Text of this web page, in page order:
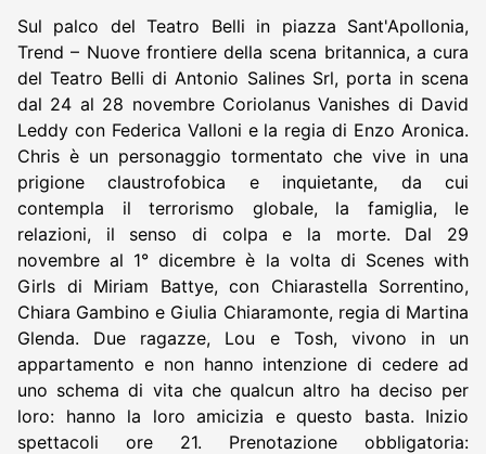
Sul palco del Teatro Belli in piazza Sant'Apollonia,
Trend – Nuove frontiere della scena britannica, a cura
del Teatro Belli di Antonio Salines Srl, porta in scena
dal 24 al 28 novembre Coriolanus Vanishes di David
Leddy con Federica Valloni e la regia di Enzo Aronica.
Chris è un personaggio tormentato che vive in una
prigione claustrofobica e inquietante, da cui
contempla il terrorismo globale, la famiglia, le
relazioni, il senso di colpa e la morte. Dal 29
novembre al 1° dicembre è la volta di Scenes with
Girls di Miriam Battye, con Chiarastella Sorrentino,
Chiara Gambino e Giulia Chiaramonte, regia di Martina
Glenda. Due ragazze, Lou e Tosh, vivono in un
appartamento e non hanno intenzione di cedere ad
uno schema di vita che qualcun altro ha deciso per
loro: hanno la loro amicizia e questo basta. Inizio
spettacoli ore 21. Prenotazione obbligatoria: